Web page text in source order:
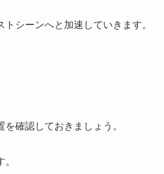
シーンへと加速していきます。
確認しておきましょう。